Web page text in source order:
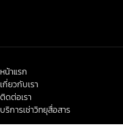
หน้าแรก
เกี่ยวกับเรา
ติดต่อเรา
บริการเช่าวิทยุสื่อสาร